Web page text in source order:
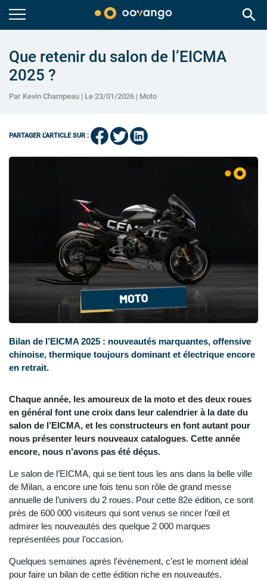
search
Que retenir du salon de l’EICMA
2025 ?
Par Kevin Champeau | Le 23/01/2026 | Moto
PARTAGER L'ARTICLE SUR :
Bilan de l’EICMA 2025 : nouveautés marquantes, offensive
chinoise, thermique toujours dominant et électrique encore
en retrait.
Chaque année, les amoureux de la moto et des deux roues
en général font une croix dans leur calendrier à la date du
salon de l’EICMA, et les constructeurs en font autant pour
nous présenter leurs nouveaux catalogues. Cette année
encore, nous n’avons pas été déçus.
Le salon de l’EICMA, qui se tient tous les ans dans la belle ville
de Milan, a encore une fois tenu son rôle de grand messe
annuelle de l’univers du 2 roues. Pour cette 82e édition, ce sont
près de 600 000 visiteurs qui sont venus se rincer l’œil et
admirer les nouveautés des quelque 2 000 marques
représentées pour l’occasion.
Quelques semaines après l’événement, c’est le moment idéal
pour faire un bilan de cette édition riche en nouveautés.